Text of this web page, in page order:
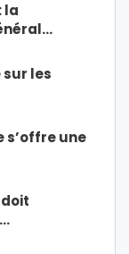
la
sur les
s’offre une